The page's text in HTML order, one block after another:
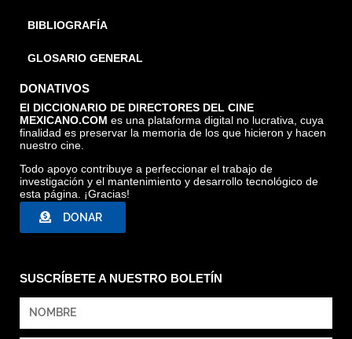
BIBLIOGRAFÍA
GLOSARIO GENERAL
DONATIVOS
El DICCIONARIO DE DIRECTORES DEL CINE
MEXICANO.COM es una plataforma digital no lucrativa, cuya
finalidad es preservar la memoria de los que hicieron y hacen
nuestro cine.
Todo apoyo contribuye a perfeccionar el trabajo de
investigación y el mantenimiento y desarrollo tecnológico de
esta página. ¡Gracias!
DONAR
SUSCRÍBETE A NUESTRO BOLETÍN